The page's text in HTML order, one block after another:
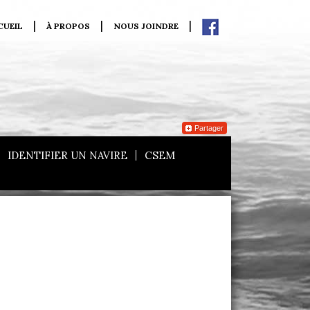
À PROPOS NOUS JOINDRE
Partager
IDENTIFIER UN NAVIRE CSEM